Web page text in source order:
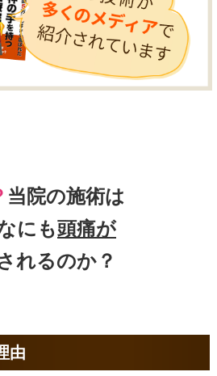
当院の施術は
にも頭痛が
れるのか？
由